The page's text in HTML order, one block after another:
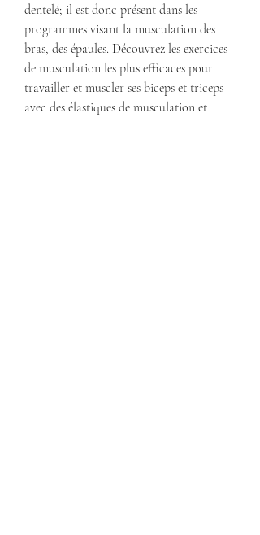
dentelé; il est donc présent dans les
programmes visant la musculation des
bras, des épaules. Découvrez les exercices
de musculation les plus efficaces pour
travailler et muscler ses biceps et triceps
avec des élastiques de musculation et